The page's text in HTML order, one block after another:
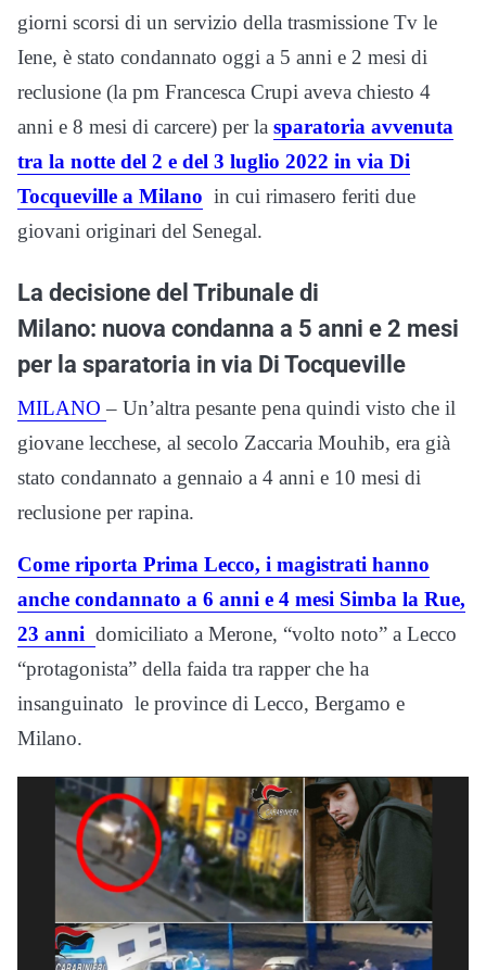
giorni scorsi di un servizio della trasmissione Tv le
Iene, è stato condannato oggi a 5 anni e 2 mesi di
reclusione (la pm Francesca Crupi aveva chiesto 4
anni e 8 mesi di carcere) per la sparatoria avvenuta
tra la notte del 2 e del 3 luglio 2022 in via Di
Tocqueville a Milano in cui rimasero feriti due
giovani originari del Senegal.
La decisione del Tribunale di
Milano: nuova condanna a 5 anni e 2 mesi
per la sparatoria in via Di Tocqueville
MILANO– Un’altra pesante pena quindi visto che il
giovane lecchese, al secolo Zaccaria Mouhib, era già
stato condannato a gennaio a 4 anni e 10 mesi di
reclusione per rapina.
Come riporta Prima Lecco, i magistrati hanno
anche condannato a 6 anni e 4 mesi Simba la Rue,
23 anni domiciliato a Merone, “volto noto” a Lecco
“protagonista” della faida tra rapper che ha
insanguinato le province di Lecco, Bergamo e
Milano.